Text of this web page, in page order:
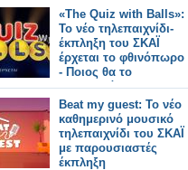
«The Quiz with Balls»:
Το νέο τηλεπαιχνίδι-
έκπληξη του ΣΚΑΪ
έρχεται το φθινόπωρο
- Ποιος θα το
παρουσιάζει;
Beat my guest: Το νέο
καθημερινό μουσικό
τηλεπαιχνίδι του ΣΚΑΪ
με παρουσιαστές
έκπληξη